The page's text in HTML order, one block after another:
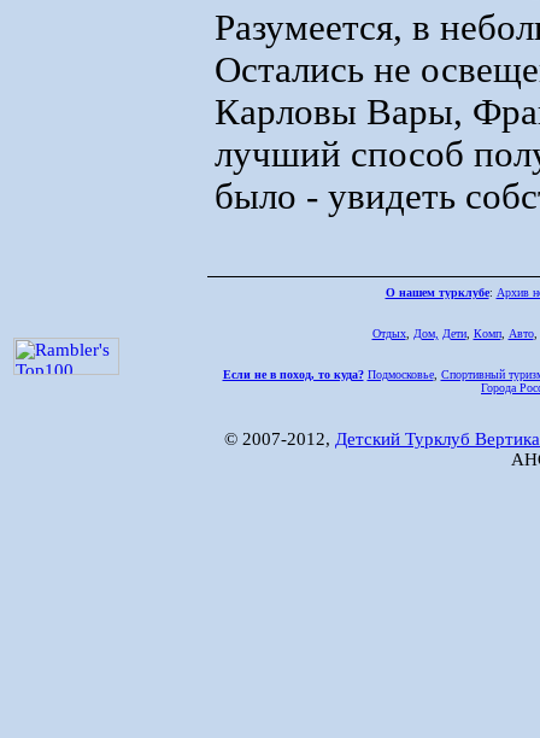
Разумеется, в
Остались не
Карловы Вары,
лучший способ
было - увидеть
О нашем турклубе: Архив
Отдых, Дом, Дети, Комп, Авто,
Если не в поход, то куда? Подмосковье, Спортивный
Города
© 2007-2012, Детский Турклуб